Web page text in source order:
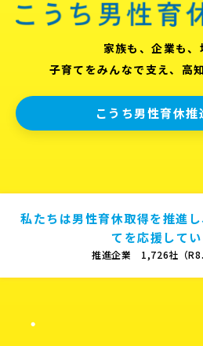
家族も、企業も、
子育てをみんなで支え、高
こうち男性育休推
私たちは男性育休取得を推進
てを応援してい
推進企業 1,726社（